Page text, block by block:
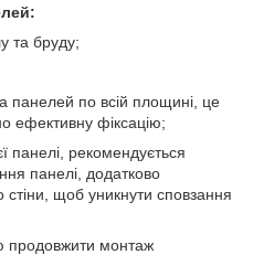
та бруду;
панелей по всій площині, це
ефективну фіксацію;
панелі, рекомендується
панелі, додатково
стіни, щоб уникнути сповзання
продовжити монтаж